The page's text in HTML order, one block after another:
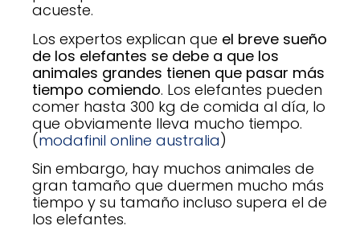
acueste.
Los expertos explican que el breve sueño
de los elefantes se debe a que los
animales grandes tienen que pasar más
tiempo comiendo. Los elefantes pueden
comer hasta 300 kg de comida al día, lo
que obviamente lleva mucho tiempo.
(modafinil online australia)
Sin embargo, hay muchos animales de
gran tamaño que duermen mucho más
tiempo y su tamaño incluso supera el de
los elefantes.